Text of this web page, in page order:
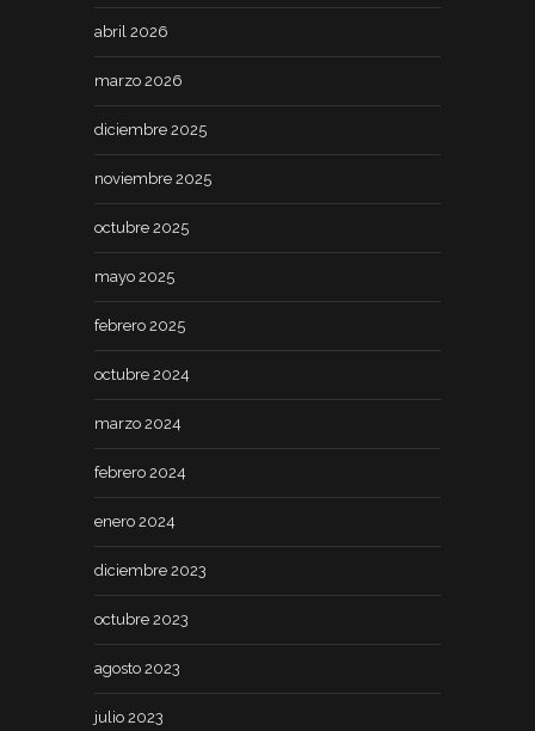
abril 2026
marzo 2026
diciembre 2025
noviembre 2025
octubre 2025
mayo 2025
febrero 2025
octubre 2024
marzo 2024
febrero 2024
enero 2024
diciembre 2023
octubre 2023
agosto 2023
julio 2023